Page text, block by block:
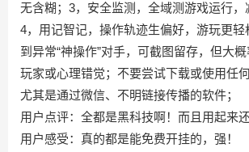
无含糊；3，安全监测，全域测游戏运行，
4，用记智记，操作轨迹生偏好，游玩更轻
到异常“神操作”对手，可截图留存，但大
玩家或心理错觉；不要尝试下载或使用任何“
尤其是通过微信、不明链接传播的软件；
用户点评：全都是黑科技啊！而且用起来还
用户感受：真的都是能免费开挂的，强！